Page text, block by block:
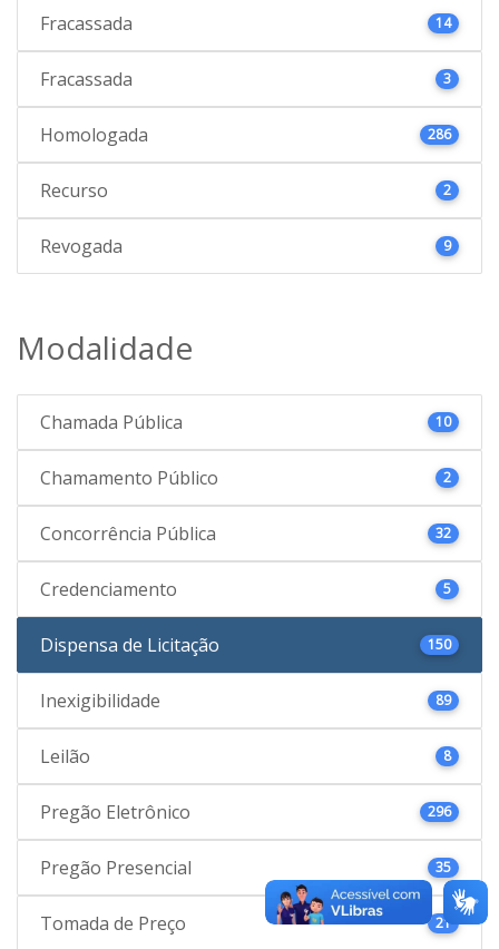
Fracassada 14
Fracassada 3
Homologada 286
Recurso 2
Revogada 9
Modalidade
Chamada Pública 10
Chamamento Público 2
Concorrência Pública 32
Credenciamento 5
Dispensa de Licitação 150
Inexigibilidade 89
Leilão 8
Pregão Eletrônico 296
Pregão Presencial 35
Tomada de Preço 21